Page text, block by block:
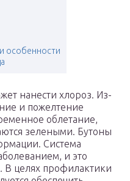
особенности
нанести хлороз. Из-
и пожелтение
облетание,
зелеными. Бутоны
Система
и это
В целях профилактики